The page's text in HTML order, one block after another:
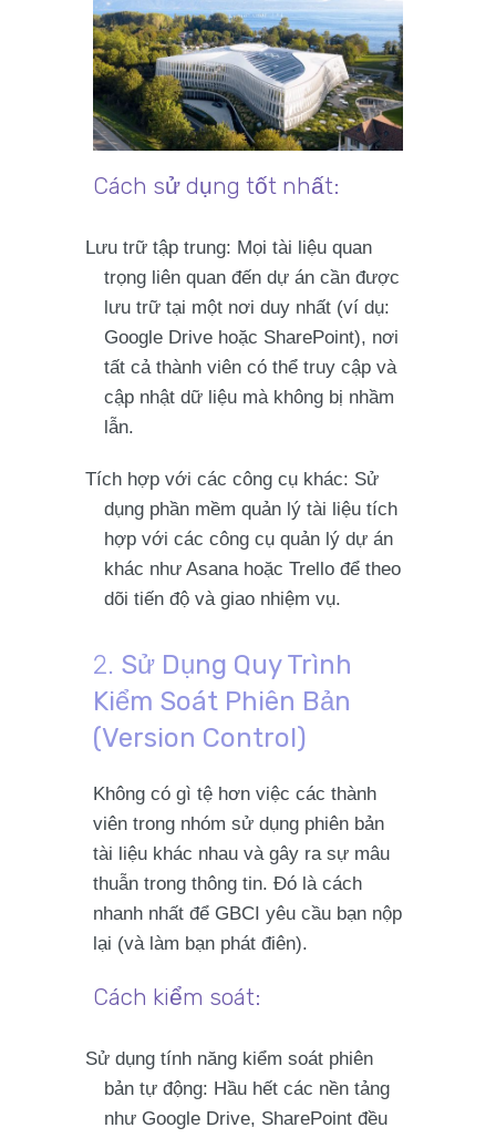
Cách sử dụng tốt nhất:
Lưu trữ tập trung: Mọi tài liệu quan
trọng liên quan đến dự án cần được
lưu trữ tại một nơi duy nhất (ví dụ:
Google Drive hoặc SharePoint), nơi
tất cả thành viên có thể truy cập và
cập nhật dữ liệu mà không bị nhầm
lẫn.
Tích hợp với các công cụ khác: Sử
dụng phần mềm quản lý tài liệu tích
hợp với các công cụ quản lý dự án
khác như Asana hoặc Trello để theo
dõi tiến độ và giao nhiệm vụ.
2. Sử Dụng Quy Trình
Kiểm Soát Phiên Bản
(Version Control)
Không có gì tệ hơn việc các thành
viên trong nhóm sử dụng phiên bản
tài liệu khác nhau và gây ra sự mâu
thuẫn trong thông tin. Đó là cách
nhanh nhất để GBCI yêu cầu bạn nộp
lại (và làm bạn phát điên).
Cách kiểm soát:
Sử dụng tính năng kiểm soát phiên
bản tự động: Hầu hết các nền tảng
như Google Drive, SharePoint đều